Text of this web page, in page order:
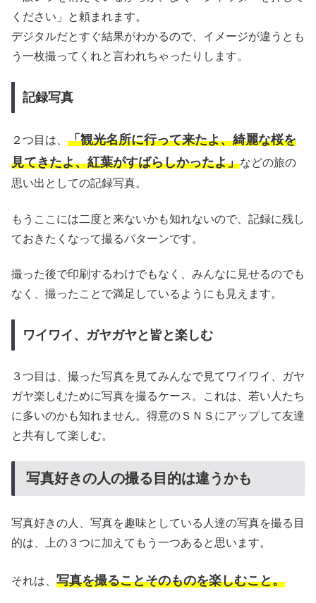
ください」と頼まれます。
デジタルだとすぐ結果がわかるので、イメージが違うとも
う一枚撮ってくれと言われちゃったりします。
記録写真
２つ目は、 「観光名所に行って来たよ、綺麗な桜を
見てきたよ、紅葉がすばらしかったよ」などの旅の
思い出としての記録写真。
もうここには二度と来ないかも知れないので、記録に残し
ておきたくなって撮るパターンです。
撮った後で印刷するわけでもなく、みんなに見せるのでも
なく、撮ったことで満足しているようにも見えます。
ワイワイ、ガヤガヤと皆と楽しむ
３つ目は、撮った写真を見てみんなで見てワイワイ、ガヤ
ガヤ楽しむために写真を撮るケース。これは、若い人たち
に多いのかも知れません。得意のＳＮＳにアップして友達
と共有して楽しむ。
写真好きの人の撮る目的は違うかも
写真好きの人、写真を趣味としている人達の写真を撮る目
的は、上の３つに加えてもう一つあると思います。
それは、 写真を撮ることそのものを楽しむこと。